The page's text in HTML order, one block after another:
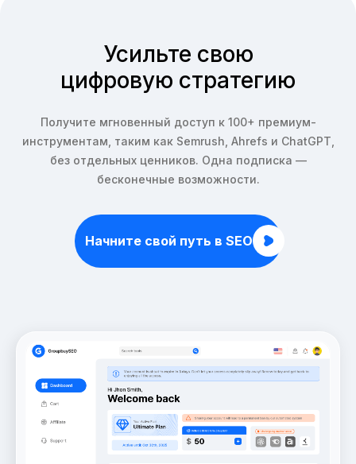
Усильте свою
цифровую стратегию
Получите мгновенный доступ к 100+ премиум-
инструментам, таким как Semrush, Ahrefs и ChatGPT,
без отдельных ценников. Одна подписка —
бесконечные возможности.
Начните свой путь в SEO